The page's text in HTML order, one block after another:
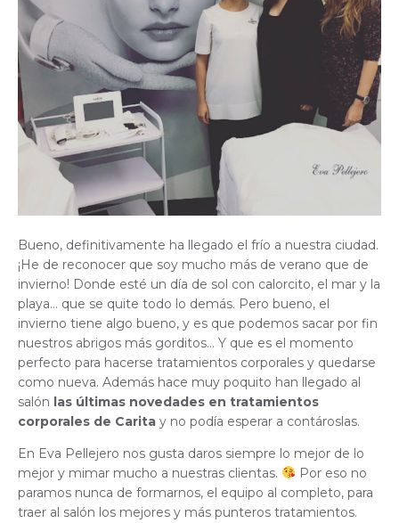
Bueno, definitivamente ha llegado el frío a nuestra ciudad.
¡He de reconocer que soy mucho más de verano que de
invierno! Donde esté un día de sol con calorcito, el mar y la
playa… que se quite todo lo demás. Pero bueno, el
invierno tiene algo bueno, y es que podemos sacar por fin
nuestros abrigos más gorditos… Y que es el momento
perfecto para hacerse tratamientos corporales y quedarse
como nueva. Además hace muy poquito han llegado al
salón las últimas novedades en tratamientos
corporales de Carita y no podía esperar a contároslas.
En Eva Pellejero nos gusta daros siempre lo mejor de lo
mejor y mimar mucho a nuestras clientas.
Por eso no
paramos nunca de formarnos, el equipo al completo, para
traer al salón los mejores y más punteros tratamientos.